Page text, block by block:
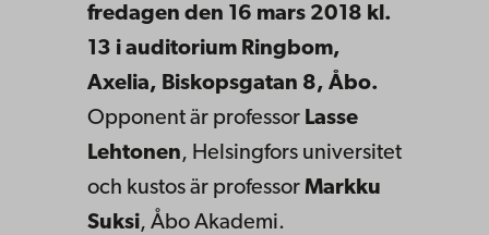
fredagen den 16 mars 2018 kl.
13 i auditorium Ringbom,
Axelia, Biskopsgatan 8, Åbo.
Opponent är professor Lasse
Lehtonen, Helsingfors universitet
och kustos är professor Markku
Suksi, Åbo Akademi.